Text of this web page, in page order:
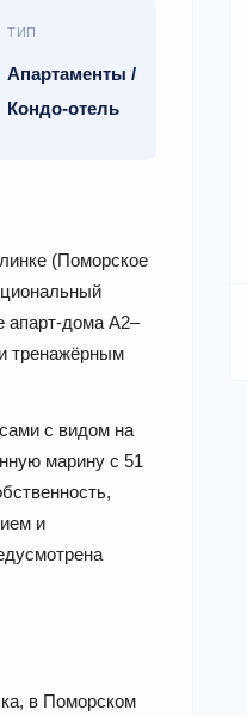
ТИП
Апартаменты /
Кондо-отель
(Поморское
апарт-дома A2–
тренажёрным
с видом на
марину с 51
и
в Поморском